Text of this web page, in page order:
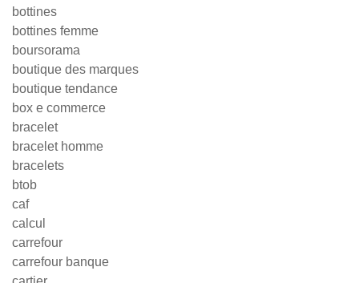
bottines
bottines femme
boursorama
boutique des marques
boutique tendance
box e commerce
bracelet
bracelet homme
bracelets
btob
caf
calcul
carrefour
carrefour banque